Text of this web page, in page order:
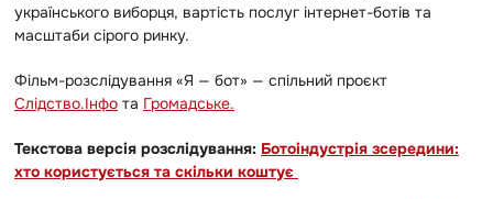
українського виборця, вартість послуг інтернет-ботів та
масштаби сірого ринку.
Фільм-розслідування «Я — бот» — спільний проєкт
Слідство.Інфо та Громадське.
Текстова версія розслідування: Ботоіндустрія зсередини:
хто користується та скільки коштує